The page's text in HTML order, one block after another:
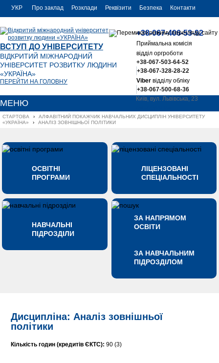
УКР
ENG
Про заклад Розклади Реквізити Безпека Контакти
ВСТУП ДО УНІВЕРСИТЕТУ
ВІДКРИТИЙ МІЖНАРОДНИЙ
УНІВЕРСИТЕТ РОЗВИТКУ ЛЮДИНИ
«УКРАЇНА»
ПЕРЕЙТИ НА ГОЛОВНУ
+38-067-406-53-92
Приймальна комісія
відділ оргроботи
+38-067-503-64-52
+38-067-328-28-22
Viberвідділу обліку
+38-067-500-68-36
Київ, вул. Львівська, 23
МЕНЮ
СТАРТОВА ›
АЛФАВІТНИЙ ПОКАЖЧИК НАВЧАЛЬНИХ ДИСЦИПЛІН УНІВЕРСИТЕТУ
«УКРАЇНА»
› АНАЛІЗ ЗОВНІШНЬОЇ ПОЛІТИКИ
ОСВІТНІ
ПРОГРАМИ
ЛІЦЕНЗОВАНІ
СПЕЦІАЛЬНОСТІ
НАВЧАЛЬНІ
ПІДРОЗДІЛИ
ЗА НАПРЯМОМ
ОСВІТИ
ЗА НАВЧАЛЬНИМ
ПІДРОЗДІЛОМ
Дисципліна: Аналіз зовнішньої
політики
Кількість годин (кредитів ЄКТС): 90 (3)